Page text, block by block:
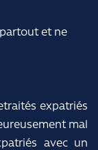
et ne
expatriés
mal
avec un